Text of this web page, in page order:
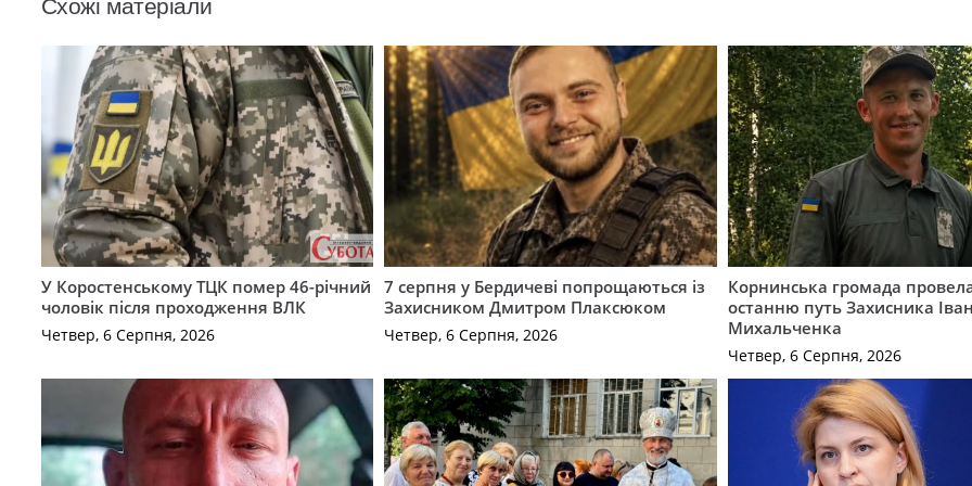
Схожі матеріали
У Коростенському ТЦК помер 46-річний
чоловік після проходження ВЛК
Четвер, 6 Серпня, 2026
7 серпня у Бердичеві попрощаються із
Захисником Дмитром Плаксюком
Четвер, 6 Серпня, 2026
Корнинська громада
останню путь Захисника
Михальченка
Четвер, 6 Серпня, 2026